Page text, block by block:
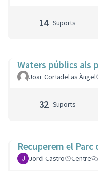
14 Suports
Waters públics als
Joan Cortadellas Àngel
32 Suports
Recuperem el Parc
Jordi Castro Centre